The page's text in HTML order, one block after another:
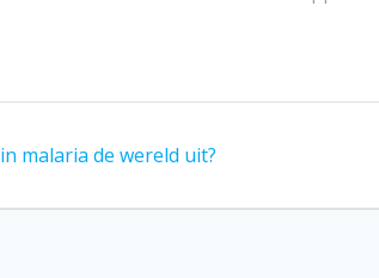
malaria de wereld uit?